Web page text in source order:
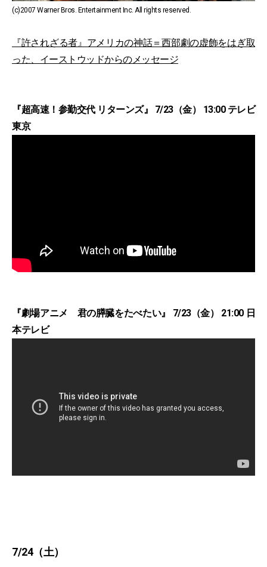
(c)2007 Warner Bros. Entertainment Inc. All rights reserved.
『許されざる者』アメリカの神話＝西部劇の虚飾をはぎ取
った、イーストウッドからのメッセージ
『超高速！参勤交代 リターンズ』 7/23（金） 13:00 テレビ
東京
『劇場アニメ 君の膵臓をたべたい』 7/23（金） 21:00 日
本テレビ
7/24（土）